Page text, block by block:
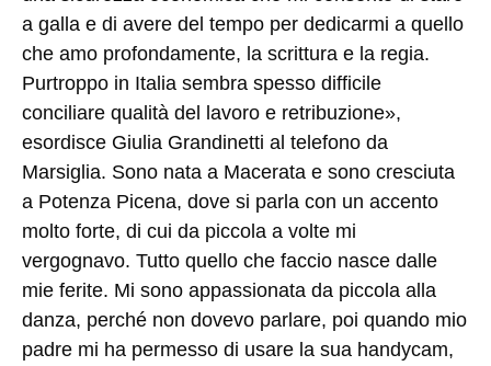
a galla​ e di avere del tempo per dedicarmi a quello
che amo profondamente, la scrittura e la regia.
Purtroppo in Italia sembra spesso difficile
conciliare qualità del lavoro e retribuzione»,
esordisce Giulia Grandinetti al telefono da
Marsiglia. Sono nata a Macerata e sono cresciuta
a Potenza Picena, dove si parla con un accento
molto forte, di cui da piccola a volte mi
vergognavo. ​Tutto quello che faccio ​nasce dalle
mie ferite​. Mi sono appassionata da piccola alla
danza, perché non dovevo parlare, poi quando mio
padre mi ha permesso di usare la sua handycam,